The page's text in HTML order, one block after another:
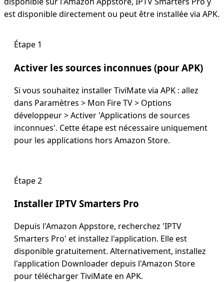
est disponible directement ou peut être installée via APK.
Étape 1
Activer les sources inconnues (pour APK)
Si vous souhaitez installer TiviMate via APK : allez
dans Paramètres > Mon Fire TV > Options
développeur > Activer 'Applications de sources
inconnues'. Cette étape est nécessaire uniquement
pour les applications hors Amazon Store.
Étape 2
Installer IPTV Smarters Pro
Depuis l'Amazon Appstore, recherchez 'IPTV
Smarters Pro' et installez l'application. Elle est
disponible gratuitement. Alternativement, installez
l'application Downloader depuis l'Amazon Store
pour télécharger TiviMate en APK.